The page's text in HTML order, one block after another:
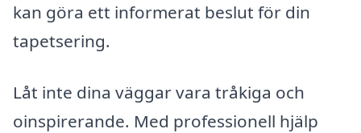
kan göra ett informerat beslut för din
tapetsering.
Låt inte dina väggar vara tråkiga och
oinspirerande. Med professionell hjälp